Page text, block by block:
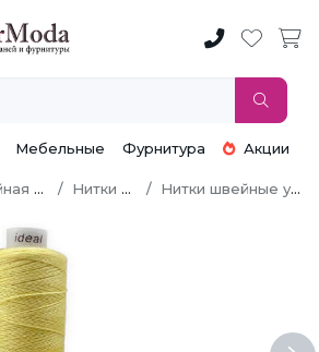
Мебельные Фурнитура Акции
Нитки швейные Нитки швейные универсальные